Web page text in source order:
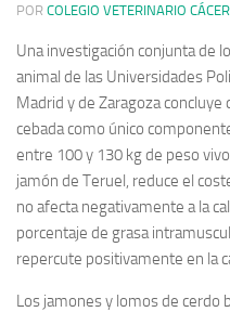
POR COLEGIO VETERINARIO
Una investigación conjunta de
animal de las Universidades
Madrid y de Zaragoza
cebada como único
entre 100 y 130 kg de peso
jamón de Teruel, reduce el
no afecta negativamente a la
porcentaje de grasa
repercute positivamente en la
Los jamones y lomos de cerdo